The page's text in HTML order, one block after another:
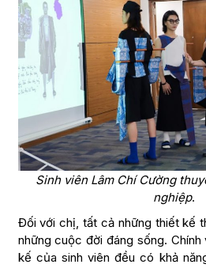
Sinh viên Lâm Chí Cường
nghiệp.
Đối với chị, tất cả những thiết kế
những cuộc đời đáng sống.
kế của sinh viên đều có khả